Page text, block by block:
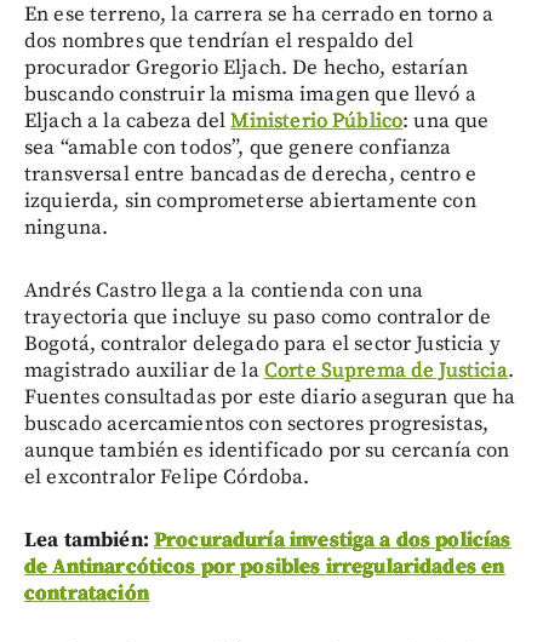
En ese terreno, la carrera se ha cerrado en torno a
dos nombres que tendrían el respaldo del
procurador Gregorio Eljach. De hecho, estarían
buscando construir la misma imagen que llevó a
Eljach a la cabeza delMinisterio Público: una que
sea “amable con todos”, que genere confianza
transversal entre bancadas de derecha, centro e
izquierda, sin comprometerse abiertamente con
ninguna.
Andrés Castro llega a la contienda con una
trayectoria que incluye su paso como contralor de
Bogotá, contralor delegado para el sector Justicia y
magistrado auxiliar de laCorte Suprema de Justicia.
Fuentes consultadas por este diario aseguran que ha
buscado acercamientos con sectores progresistas,
aunque también es identificado por su cercanía con
el excontralor Felipe Córdoba.
Lea también: Procuraduría investiga a dos policías
de Antinarcóticos por posibles irregularidades en
contratación